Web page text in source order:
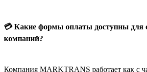
💳 Какие формы оплаты доступны для
компаний?
Компания MARKTRANS работает как с